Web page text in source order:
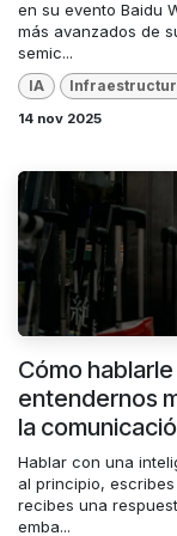
en su evento Baidu
más avanzados de
semic...
IA
14 nov 2025
Cómo
entendernos
la
Hablar con una
al principio,
recibes una
emba...